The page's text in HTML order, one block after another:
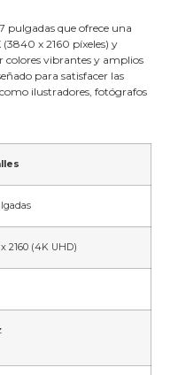
pulgadas que ofrece una
x 2160 píxeles) y
vibrantes y amplios
para satisfacer las
ilustradores, fotógrafos
2160 (4K UHD)